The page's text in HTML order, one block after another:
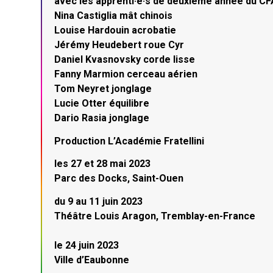
Nina Castiglia mât chinois
Louise Hardouin acrobatie
Jérémy Heudebert roue Cyr
Daniel Kvasnovsky corde lisse
Fanny Marmion cerceau aérien
Tom Neyret jonglage
Lucie Otter équilibre
Dario Rasia jonglage
Production L’Académie Fratellini
les 27 et 28 mai 2023
Parc des Docks, Saint-Ouen
du 9 au 11 juin 2023
Théâtre Louis Aragon, Tremblay-en-France
le 24 juin 2023
Ville d’Eaubonne